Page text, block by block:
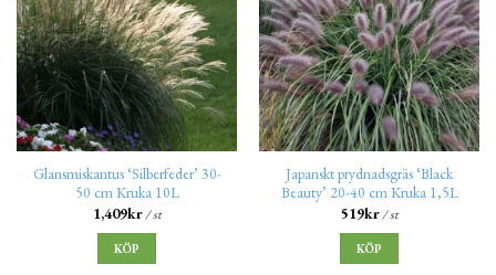
Glansmiskantus ‘Silberfeder’ 30-
50 cm Kruka 10L
1,409kr/ st
KÖP
Japanskt prydnadsgräs ‘Black
Beauty’ 20-40 cm Kruka 1,5L
519kr/ st
KÖP